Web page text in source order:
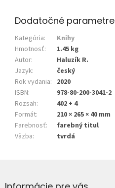
Dodatočné parametre
Kategória:
Knihy
Hmotnosť:
1.45 kg
Autor:
Haluzík R.
Jazyk:
český
Rok vydania: 2020
ISBN:
978-80-200-3041-2
Rozsah:
402 + 4
Formát:
210 × 265 × 40 mm
Farebnosť:
farebný titul
Väzba: tvrdá